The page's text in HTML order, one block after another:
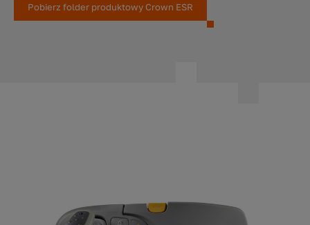
Pobierz folder produktowy Crown ESR